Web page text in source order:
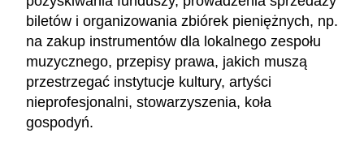
biletów i organizowania zbiórek pieniężnych, np.
na zakup instrumentów dla lokalnego zespołu
muzycznego, przepisy prawa, jakich muszą
przestrzegać instytucje kultury, artyści
nieprofesjonalni, stowarzyszenia, koła
gospodyń.